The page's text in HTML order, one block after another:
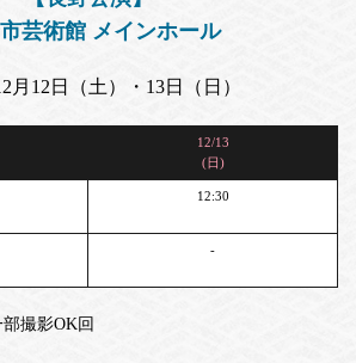
芸術館 メインホール
月12日（土）・13日（日）
12/13
(日)
12:30
-
撮影OK回